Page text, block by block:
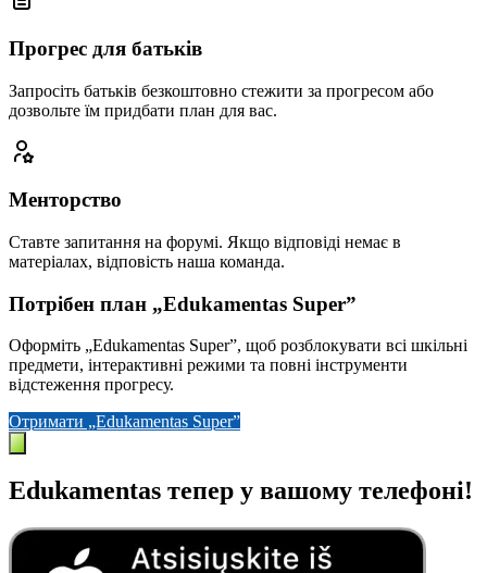
Прогрес для батьків
Запросіть батьків безкоштовно стежити за прогресом або
дозвольте їм придбати план для вас.
Менторство
Ставте запитання на форумі. Якщо відповіді немає в
матеріалах, відповість наша команда.
Потрібен план „Edukamentas Super”
Оформіть „Edukamentas Super”, щоб розблокувати всі шкільні
предмети, інтерактивні режими та повні інструменти
відстеження прогресу.
Отримати „Edukamentas Super”
Edukamentas тепер у вашому телефоні!